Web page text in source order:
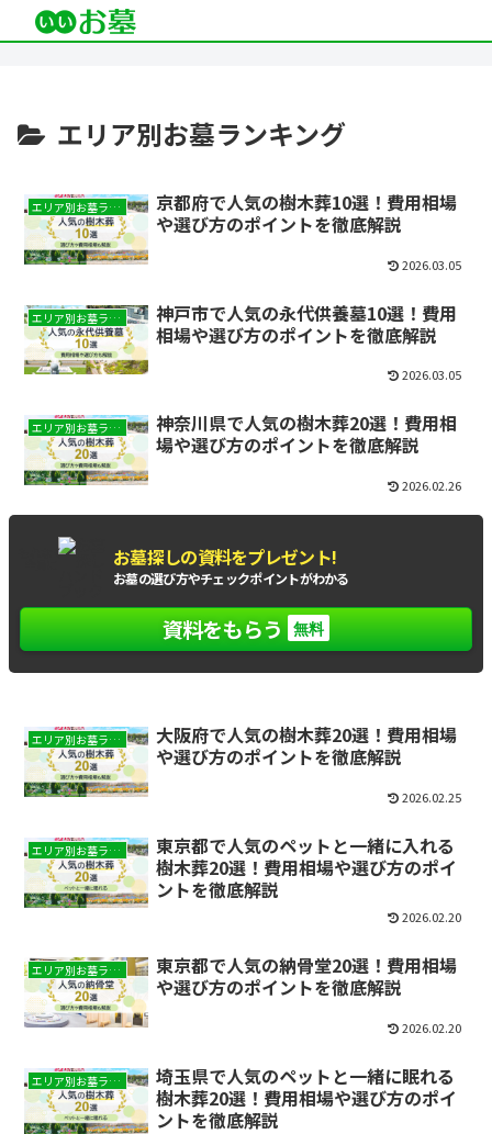
エリア別お墓ランキング
エリア別お墓ランキング
京都府で人気の樹木葬10選！費用相場
や選び方のポイントを徹底解説
2026.03.05
エリア別お墓ランキング
神戸市で人気の永代供養墓10選！費用
相場や選び方のポイントを徹底解説
2026.03.05
エリア別お墓ランキング
神奈川県で人気の樹木葬20選！費用相
場や選び方のポイントを徹底解説
2026.02.26
もれなく お墓探しの資料をプレゼント!
お墓の選び方やチェックポイントがわかる
資料をもらう 無料
エリア別お墓ランキング
大阪府で人気の樹木葬20選！費用相場
や選び方のポイントを徹底解説
2026.02.25
エリア別お墓ランキング
東京都で人気のペットと一緒に入れる
樹木葬20選！費用相場や選び方のポイ
ントを徹底解説
2026.02.20
エリア別お墓ランキング
東京都で人気の納骨堂20選！費用相場
や選び方のポイントを徹底解説
2026.02.20
エリア別お墓ランキング
埼玉県で人気のペットと一緒に眠れる
樹木葬20選！費用相場や選び方のポイ
ントを徹底解説